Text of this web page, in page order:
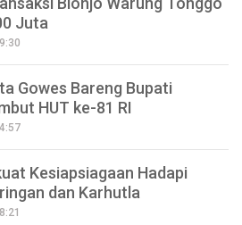
Juta
Gowes Bareng Bupati
HUT ke-81 RI
Kesiapsiagaan Hadapi
dan Karhutla
Perhelatan Festival